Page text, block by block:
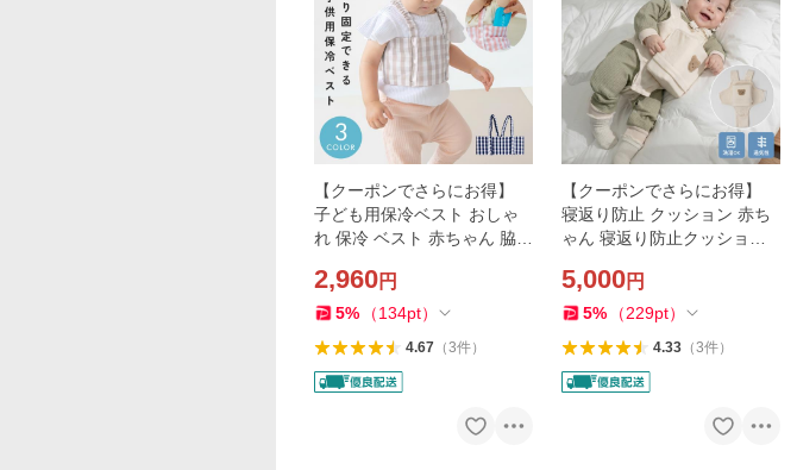
【クーポンでさらにお得】
子ども用保冷ベスト おしゃ
れ 保冷 ベスト 赤ちゃん 脇下
熱中症対策 暑さ対策 発熱時
体温
2,960円
5% （134pt）
4.67（3件）
【クーポンでさらにお得】
寝返り防止 クッション 赤ち
ゃん 寝返り防止クッション
止グッズ メッシュ 通気性
ムレにくい
5,000円
5% （229pt）
4.33（3件）